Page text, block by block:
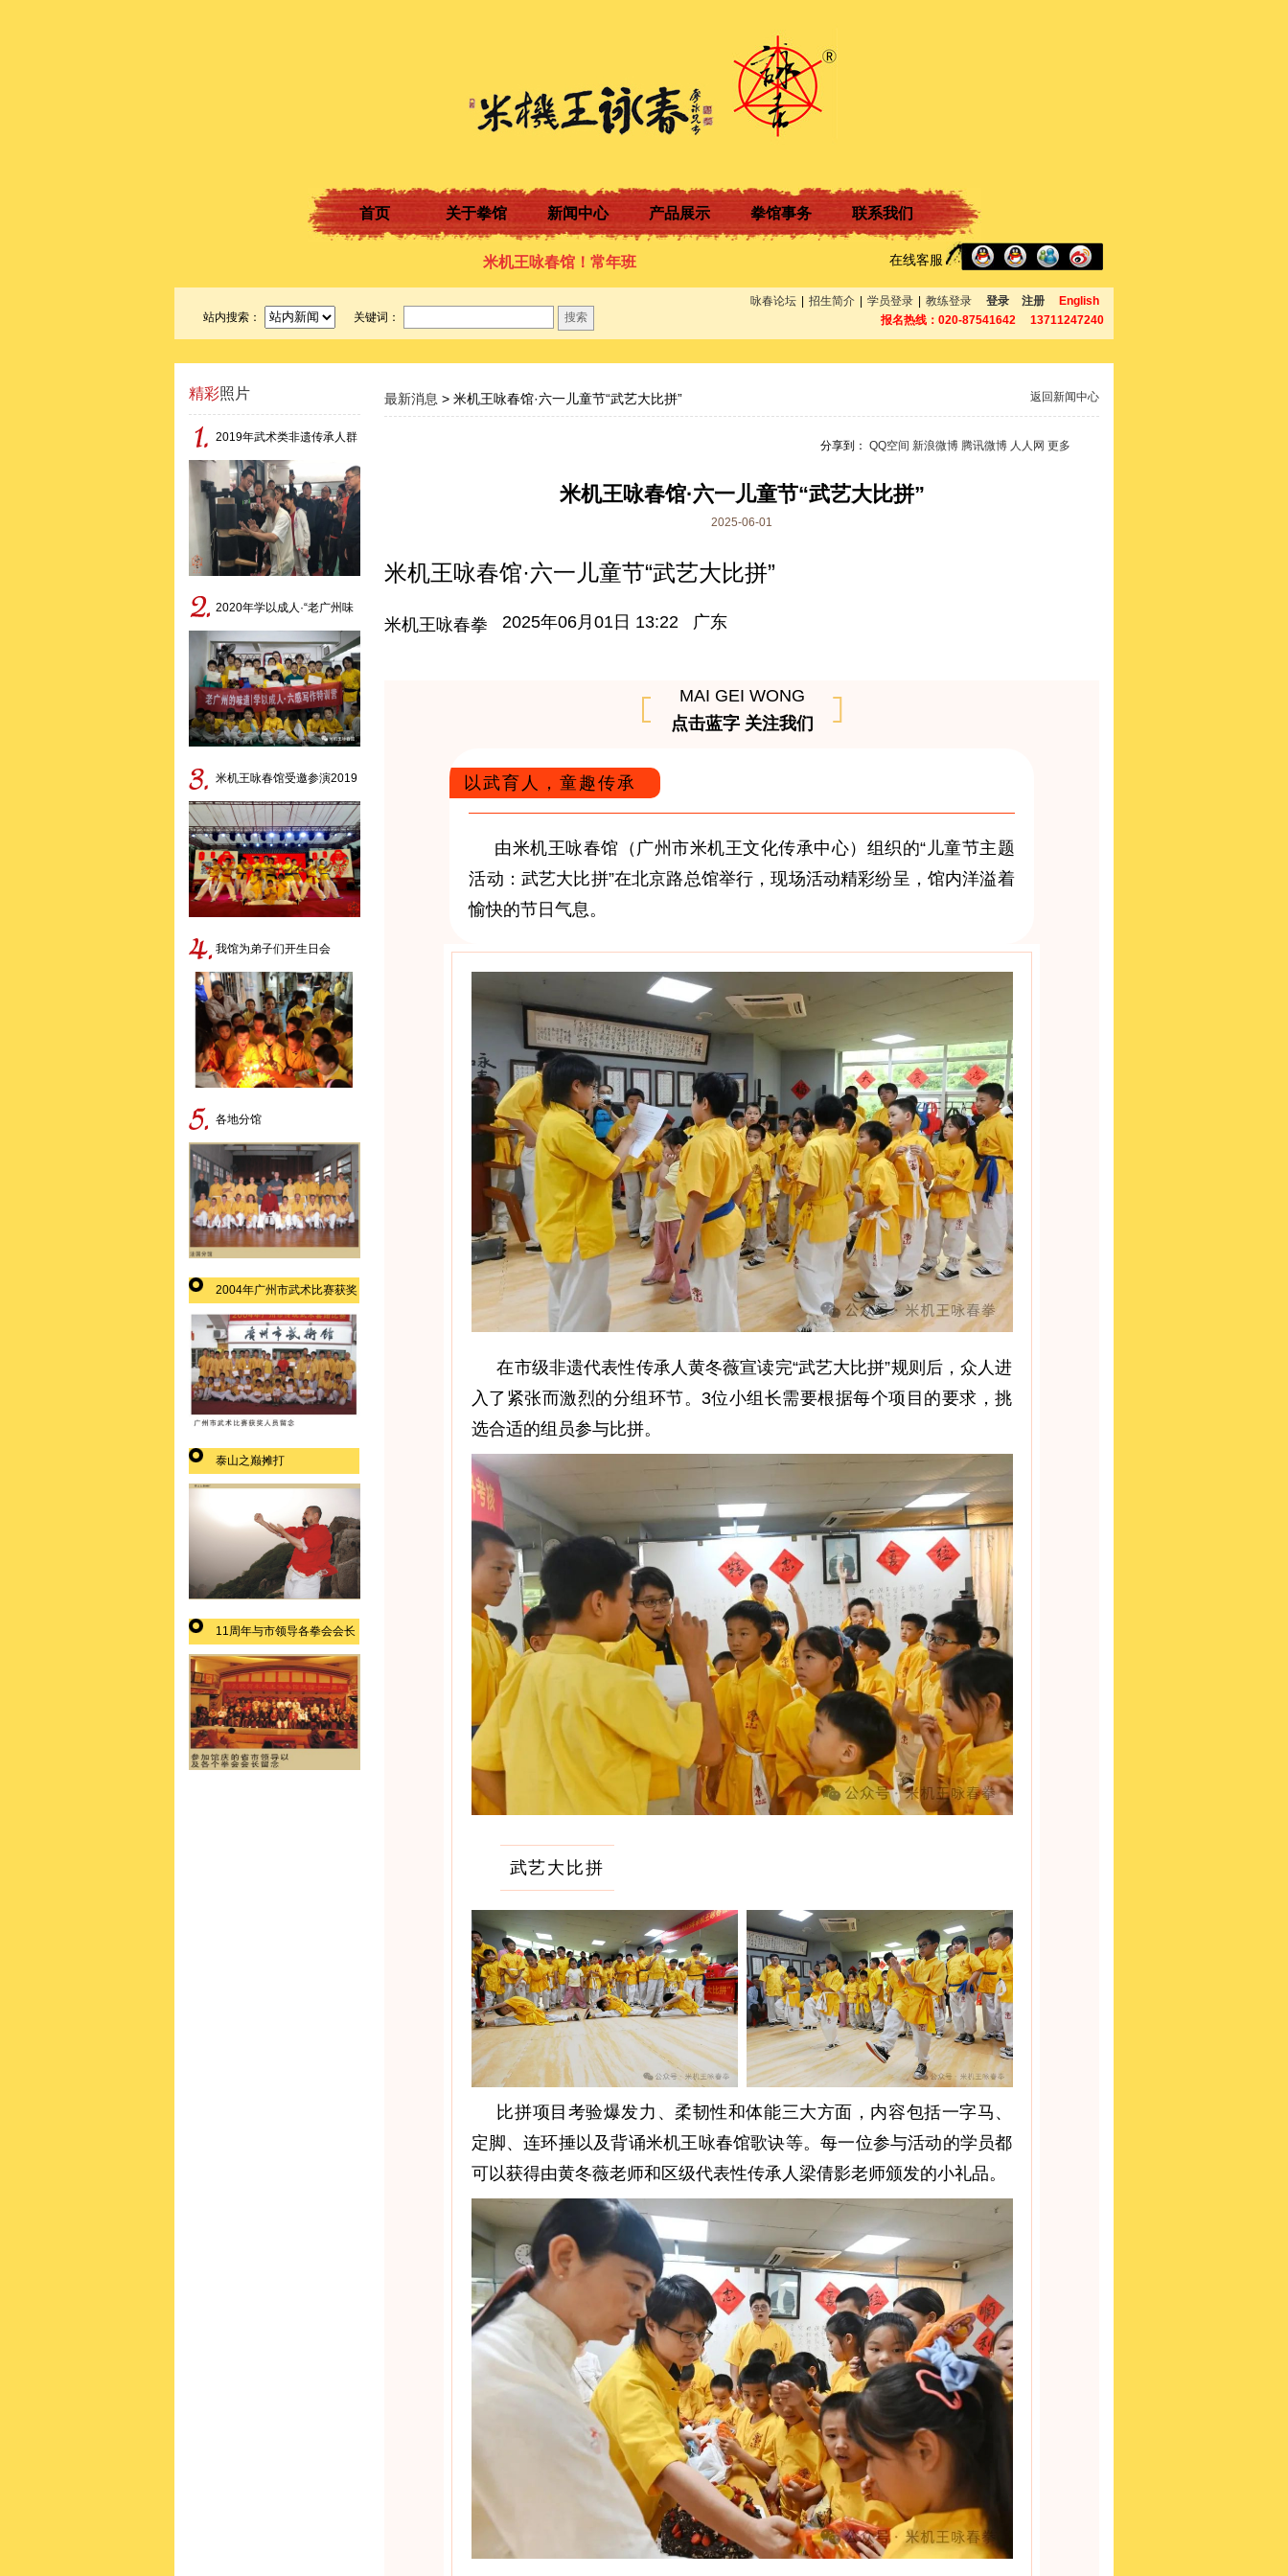
首页 关于拳馆 新闻中心 产品展示 拳馆事务 联系我们
米机王咏春馆！常年班现正
热招中，欢迎前来参观咨
13711247240
在线客服
站内搜索： 关键词：
咏春论坛 招生简介 学员登录 教练登录 登录 注册
English
报名热线：020-87541642 13711247240
精彩照片
2019年武术类非遗传承人群
研培班——米机王咏春拳
2020年学以成人·“老广州味
道”非遗研学活动
米机王咏春馆受邀参演2019
年第九届广府庙会中华武术
展演专场
我馆为弟子们开生日会
各地分馆
2004年广州市武术比赛获奖
泰山之巅摊打
11周年与市领导各拳会会长
合影
最新消息 > 米机王咏春馆·六一儿童节“武艺大比拼” 返回新闻中心
分享到： QQ空间 新浪微博 腾讯微博 人人网 更多
米机王咏春馆·六一儿童节“武艺大比拼”
2025-06-01
米机王咏春馆·六一儿童节“武艺大比拼”
米机王咏春拳 2025年06月01日 13:22 广东
MAI GEI WONG
点击蓝字 关注我们
以武育人，童趣传承
由米机王咏春馆（广州市米机王文化传承中心）组织的“儿童节主题
活动：武艺大比拼”在北京路总馆举行，现场活动精彩纷呈，馆内洋溢着
愉快的节日气息。
在市级非遗代表性传承人黄冬薇宣读完“武艺大比拼”规则后，众人进
入了紧张而激烈的分组环节。3位小组长需要根据每个项目的要求，挑
选合适的组员参与比拼。
武艺大比拼
比拼项目考验爆发力、柔韧性和体能三大方面，内容包括一字马、
定脚、连环捶以及背诵米机王咏春馆歌诀等。每一位参与活动的学员都
可以获得由黄冬薇老师和区级代表性传承人梁倩影老师颁发的小礼品。